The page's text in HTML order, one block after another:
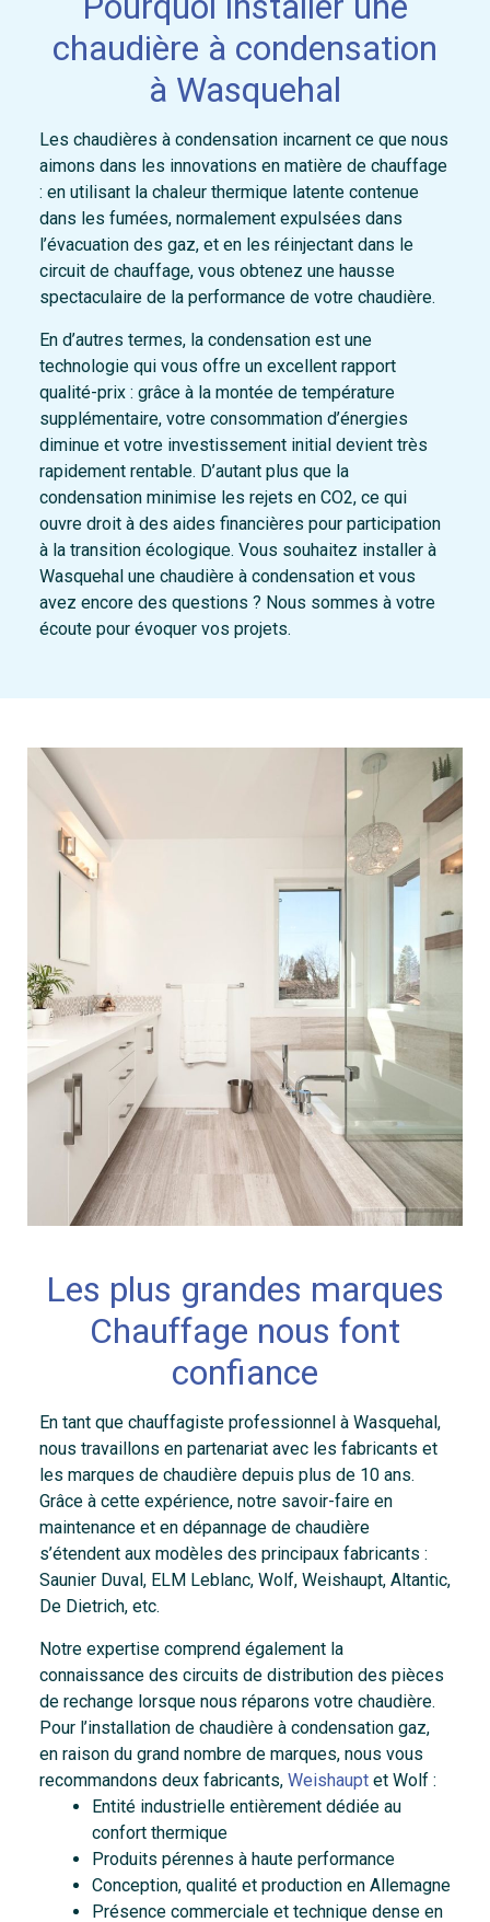
chaudière à condensation
à Wasquehal
Les chaudières à condensation incarnent ce que nous
aimons dans les innovations en matière de chauffage
: en utilisant la chaleur thermique latente contenue
dans les fumées, normalement expulsées dans
l’évacuation des gaz, et en les réinjectant dans le
circuit de chauffage, vous obtenez une hausse
spectaculaire de la performance de votre chaudière.
En d’autres termes, la condensation est une
technologie qui vous offre un excellent rapport
qualité-prix : grâce à la montée de température
supplémentaire, votre consommation d’énergies
diminue et votre investissement initial devient très
rapidement rentable. D’autant plus que la
condensation minimise les rejets en CO2, ce qui
ouvre droit à des aides financières pour participation
à la transition écologique. Vous souhaitez installer à
Wasquehal une chaudière à condensation et vous
avez encore des questions ? Nous sommes à votre
écoute pour évoquer vos projets.
Les plus grandes marques
Chauffage nous font
confiance
En tant que chauffagiste professionnel à Wasquehal,
nous travaillons en partenariat avec les fabricants et
les marques de chaudière depuis plus de 10 ans.
Grâce à cette expérience, notre savoir-faire en
maintenance et en dépannage de chaudière
s’étendent aux modèles des principaux fabricants :
Saunier Duval, ELM Leblanc, Wolf, Weishaupt, Altantic,
De Dietrich, etc.
Notre expertise comprend également la
connaissance des circuits de distribution des pièces
de rechange lorsque nous réparons votre chaudière.
Pour l’installation de chaudière à condensation gaz,
en raison du grand nombre de marques, nous vous
recommandons deux fabricants, Weishauptet Wolf :
Entité industrielle entièrement dédiée au
confort thermique
Produits pérennes à haute performance
Conception, qualité et production en Allemagne
Présence commerciale et technique dense en